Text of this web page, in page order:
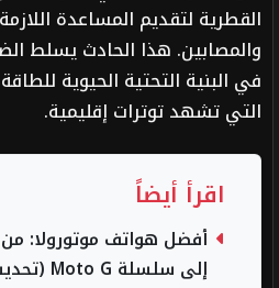
القطرية لتقديم المساعدة
والمصابين. هذا الحادث يسلط
في البنية التحتية الحيوية
التي تشهد توترات إقليمية.
اقرأ أيضاً
إلى سلسلة Moto G (تحديث 2026)